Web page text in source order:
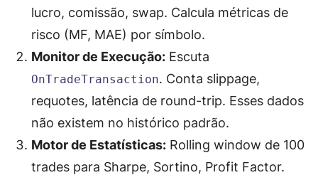
lucro, comissão, swap. Calcula métricas de
risco (MF, MAE) por símbolo.
Monitor de Execução: Escuta
OnTradeTransaction. Conta slippage,
requotes, latência de round-trip. Esses dados
não existem no histórico padrão.
Motor de Estatísticas: Rolling window de 100
trades para Sharpe, Sortino, Profit Factor.